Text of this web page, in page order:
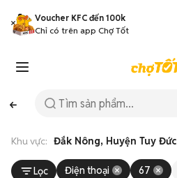
Voucher KFC đến 100k
Chỉ có trên app Chợ Tốt
Khu vực: Đắk Nông, Huyện Tuy Đức
Lọc Điện thoại 67